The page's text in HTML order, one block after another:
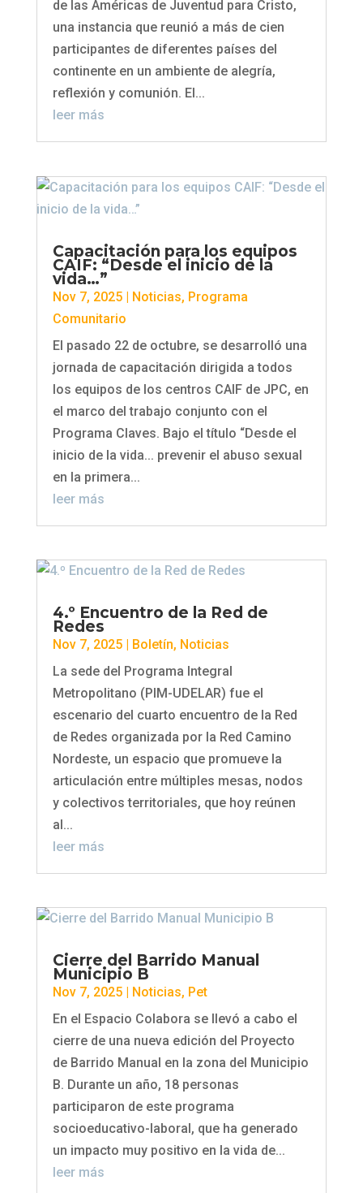
de las Américas de Juventud para Cristo,
una instancia que reunió a más de cien
participantes de diferentes países del
continente en un ambiente de alegría,
reflexión y comunión. El...
leer más
Capacitación para los equipos
CAIF: “Desde el inicio de la
vida…”
Nov 7, 2025| Noticias, Programa
Comunitario
El pasado 22 de octubre, se desarrolló una
jornada de capacitación dirigida a todos
los equipos de los centros CAIF de JPC, en
el marco del trabajo conjunto con el
Programa Claves. Bajo el título “Desde el
inicio de la vida... prevenir el abuso sexual
en la primera...
leer más
4.º Encuentro de la Red de
Redes
Nov 7, 2025| Boletín, Noticias
La sede del Programa Integral
Metropolitano (PIM-UDELAR) fue el
escenario del cuarto encuentro de la Red
de Redes organizada por la Red Camino
Nordeste, un espacio que promueve la
articulación entre múltiples mesas, nodos
y colectivos territoriales, que hoy reúnen
al...
leer más
Cierre del Barrido Manual
Municipio B
Nov 7, 2025| Noticias, Pet
En el Espacio Colabora se llevó a cabo el
cierre de una nueva edición del Proyecto
de Barrido Manual en la zona del Municipio
B. Durante un año, 18 personas
participaron de este programa
socioeducativo-laboral, que ha generado
un impacto muy positivo en la vida de...
leer más